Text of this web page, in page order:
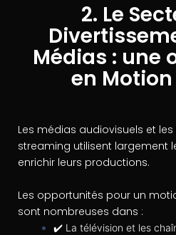
2. Le
Médias : une
en
Les médias audiovisuels et
streaming utilisent largement
enrichir leurs productions.
Les opportunités pour un
sont nombreuses dans :
✔️ La télévision et les